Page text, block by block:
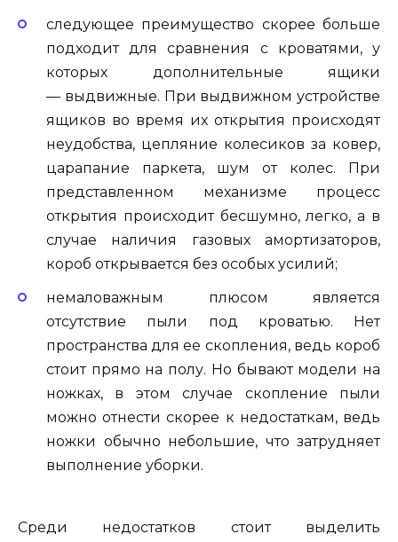
следующее преимущество скорее больше
подходит для сравнения с кроватями, у
которых дополнительные ящики
— выдвижные. При выдвижном устройстве
ящиков во время их открытия происходят
неудобства, цепляние колесиков за ковер,
царапание паркета, шум от колес. При
представленном механизме процесс
открытия происходит бесшумно, легко, а в
случае наличия газовых амортизаторов,
короб открывается без особых усилий;
немаловажным плюсом является
отсутствие пыли под кроватью. Нет
пространства для ее скопления, ведь короб
стоит прямо на полу. Но бывают модели на
ножках, в этом случае скопление пыли
можно отнести скорее к недостаткам, ведь
ножки обычно небольшие, что затрудняет
выполнение уборки.
Среди недостатков стоит выделить